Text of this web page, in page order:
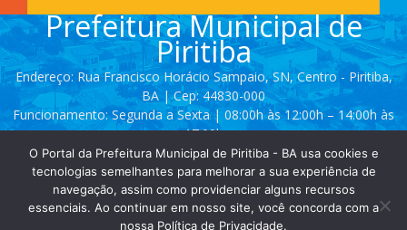
Prefeitura Municipal de
Piritiba
Endereço: Rua Francisco Horácio Sampaio, SN, Centro - Piritiba,
BA | Cep: 44830-000
Funcionamento: Segunda a Sexta | 08:00h às 12:00h – 14:00h às
17:00h
Telefone: (74) 3628 - 2111 / 3628 - 2153
Contato:comunicacao@piritiba.ba.gov.br
O Portal da Prefeitura Municipal de Piritiba - BA usa cookies e
tecnologias semelhantes para melhorar a sua experiência de
navegação, assim como providenciar alguns recursos
essenciais. Ao continuar em nosso site, você concorda com a
nossa Política de Privacidade.